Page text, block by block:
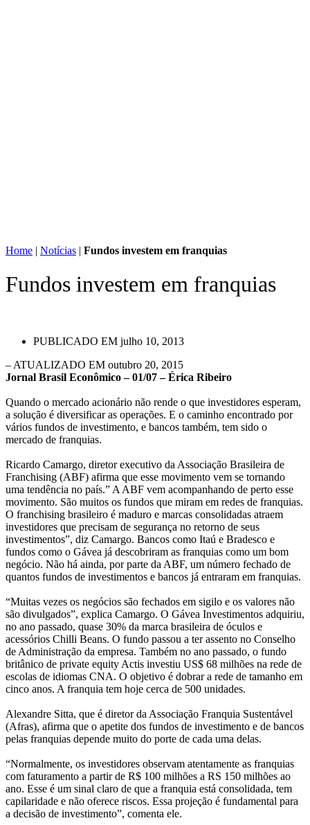
Home | Notícias | Fundos investem em franquias
Fundos investem em franquias
PUBLICADO EM julho 10, 2013
– ATUALIZADO EM outubro 20, 2015
Jornal Brasil Econômico – 01/07 – Érica Ribeiro
Quando o mercado acionário não rende o que investidores esperam,
a solução é diversificar as operações. E o caminho encontrado por
vários fundos de investimento, e bancos também, tem sido o
mercado de franquias.
Ricardo Camargo, diretor executivo da Associação Brasileira de
Franchising (ABF) afirma que esse movimento vem se tornando
uma tendência no país.” A ABF vem acompanhando de perto esse
movimento. São muitos os fundos que miram em redes de franquias.
O franchising brasileiro é maduro e marcas consolidadas atraem
investidores que precisam de segurança no retorno de seus
investimentos”, diz Camargo. Bancos como Itaú e Bradesco e
fundos como o Gávea já descobriram as franquias como um bom
negócio. Não há ainda, por parte da ABF, um número fechado de
quantos fundos de investimentos e bancos já entraram em franquias.
“Muitas vezes os negócios são fechados em sigilo e os valores não
são divulgados”, explica Camargo. O Gávea Investimentos adquiriu,
no ano passado, quase 30% da marca brasileira de óculos e
acessórios Chilli Beans. O fundo passou a ter assento no Conselho
de Administração da empresa. Também no ano passado, o fundo
britânico de private equity Actis investiu US$ 68 milhões na rede de
escolas de idiomas CNA. O objetivo é dobrar a rede de tamanho em
cinco anos. A franquia tem hoje cerca de 500 unidades.
Alexandre Sitta, que é diretor da Associação Franquia Sustentável
(Afras), afirma que o apetite dos fundos de investimento e de bancos
pelas franquias depende muito do porte de cada uma delas.
“Normalmente, os investidores observam atentamente as franquias
com faturamento a partir de R$ 100 milhões a RS 150 milhões ao
ano. Esse é um sinal claro de que a franquia está consolidada, tem
capilaridade e não oferece riscos. Essa projeção é fundamental para
a decisão de investimento”, comenta ele.